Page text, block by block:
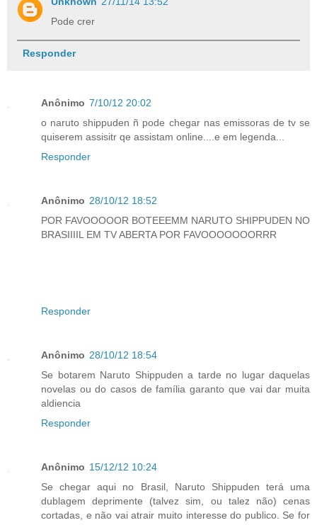
Pode crer
Responder
Anônimo 7/10/12 20:02
o naruto shippuden ñ pode chegar nas emissoras de tv se
quiserem assisitr qe assistam online....e em legenda...
Responder
Anônimo 28/10/12 18:52
POR FAVOOOOOR BOTEEEMM NARUTO SHIPPUDEN NO
BRASIIIIL EM TV ABERTA POR FAVOOOOOOORRR
Responder
Anônimo 28/10/12 18:54
Se botarem Naruto Shippuden a tarde no lugar daquelas
novelas ou do casos de família garanto que vai dar muita
aldiencia
Responder
Anônimo 15/12/12 10:24
Se chegar aqui no Brasil, Naruto Shippuden terá uma
dublagem deprimente (talvez sim, ou talez não) cenas
cortadas, e não vai atrair muito interesse do publico. Se for